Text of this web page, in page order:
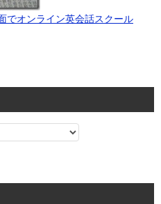
でオンライン英会話スクール